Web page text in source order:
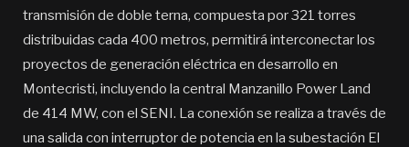
transmisión de doble terna, compuesta por 321 torres
distribuidas cada 400 metros, permitirá interconectar los
proyectos de generación eléctrica en desarrollo en
Montecristi, incluyendo la central Manzanillo Power Land
de 414 MW, con el SENI. La conexión se realiza a través de
una salida con interruptor de potencia en la subestación El